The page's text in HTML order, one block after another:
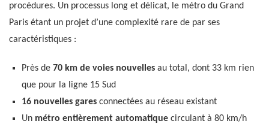
procédures. Un processus long et délicat, le métro du Grand
Paris étant un projet d’une complexité rare de par ses
caractéristiques :
Près de 70 km de voies nouvellesau total, dont 33 km rien
que pour la ligne 15 Sud
16 nouvelles garesconnectées au réseau existant
Un métro entièrement automatiquecirculant à 80 km/h